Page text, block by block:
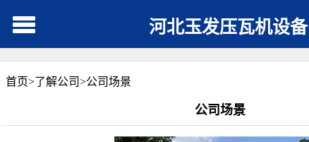
河北玉发压瓦机设备
首页>了解公司>公司场景
公司场景